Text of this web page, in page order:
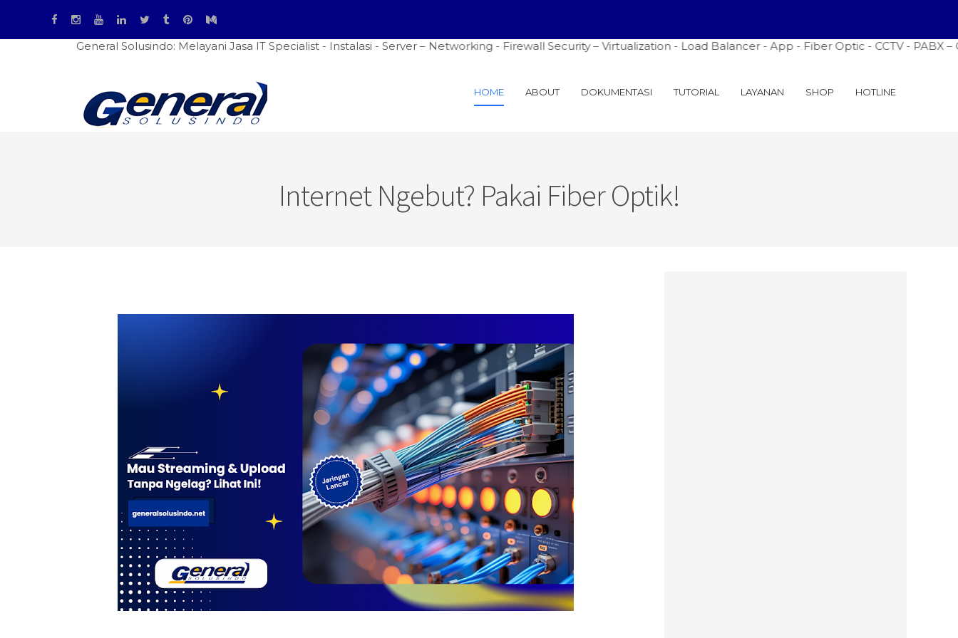
General Solusindo: Melayani Jasa IT Specialist - Instalasi - Server – Networking - Firewall Security – Virtualization - Load Balancer - App - Fiber Optic - CCTV - PABX –
HOME ABOUT DOKUMENTASI TUTORIAL LAYANAN SHOP HOTLINE
Internet Ngebut? Pakai Fiber Optik!